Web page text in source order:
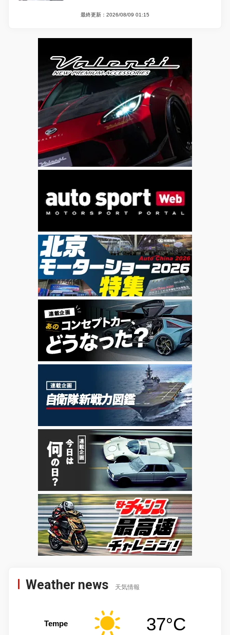
最終更新：2026/08/09 01:15
Weather news 天気情報
Tempe 37°C